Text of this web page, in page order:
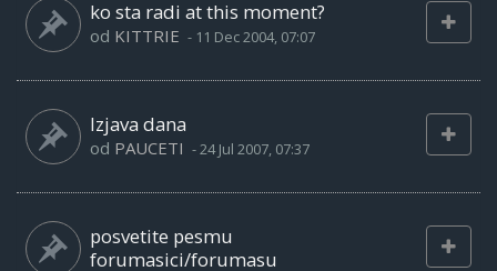
ko sta radi at this moment?
od KITTRIE - 11 Dec 2004, 07:07
Izjava dana
od PAUCETI -24 Jul 2007, 07:37
posvetite pesmu
forumasici/forumasu